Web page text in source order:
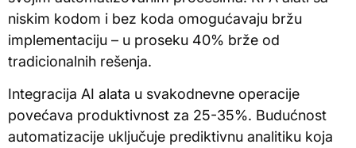
niskim kodom i bez koda omogućavaju bržu
implementaciju – u proseku 40% brže od
tradicionalnih rešenja.
Integracija AI alata u svakodnevne operacije
povećava produktivnost za 25-35%. Budućnost
automatizacije uključuje prediktivnu analitiku koja